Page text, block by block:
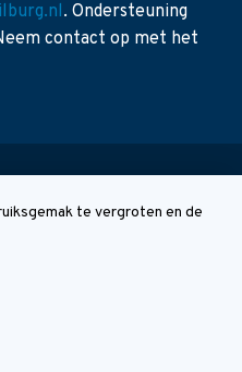
te vergroten en de
. Ondersteuning
contact op met het